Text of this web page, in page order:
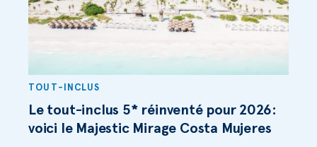
TOUT-INCLUS
Le tout-inclus 5* réinventé pour 2026:
voici le Majestic Mirage Costa Mujeres